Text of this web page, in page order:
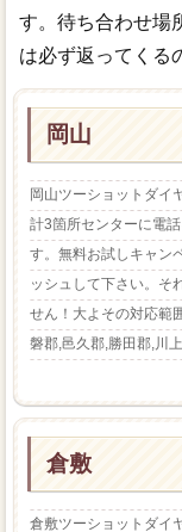
す。待ち合わせ場
は必ず返ってくる
岡山
岡山ツーショットダイ
計3箇所センターに電
す。無料お試しキャン
ッシュして下さい。そ
せん！大よその対応範
磐郡,邑久郡,勝田郡,川
倉敷
倉敷ツーショットダイ